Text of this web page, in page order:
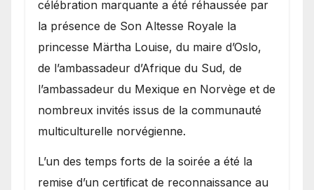
célébration marquante a été réhaussée par
la présence de Son Altesse Royale la
princesse Märtha Louise, du maire d’Oslo,
de l’ambassadeur d’Afrique du Sud, de
l’ambassadeur du Mexique en Norvège et de
nombreux invités issus de la communauté
multiculturelle norvégienne.
​L’un des temps forts de la soirée a été la
remise d’un certificat de reconnaissance au